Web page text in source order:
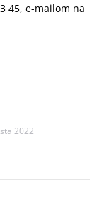
45, e-mailom na
2022